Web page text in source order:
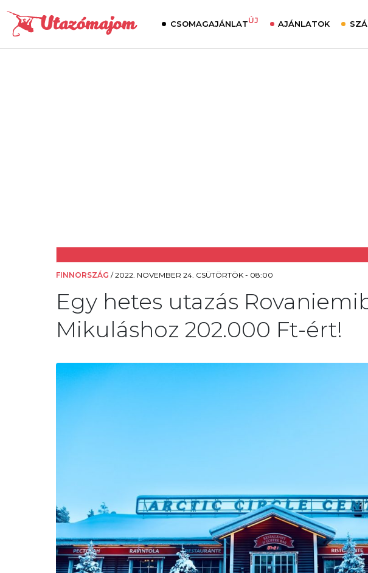
CSOMAGAJÁNLATÚJ AJÁNLATOK
FINNORSZÁG /2022. NOVEMBER 24. CSÜTÖRTÖK - 08:00
Egy hetes utazás
Mikuláshoz 202.000 Ft-ért!